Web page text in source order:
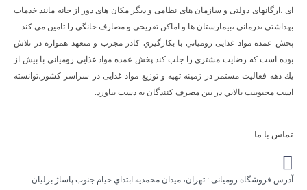
ای ،ارگانهای دولتی و سازمان های نظامی و دیگر مکان های دور از خانه مانند خدمات
بهداشتی ،درمانی ،بیمارستان ها و اماکن تفریحی و مصارف خانگي را تامین مي كند.
پخش عمده مواد غذایی رومياني با بكارگيري كادر مجرب و متعهد همواره در تلاش
بوده است كه رضايت مشتري را جلب كند.پخش عمده مواد غذایی رومياني با بيش از
يك دهه فعاليت مستمر در زمينه تهيه و توزيع مواد غذایی در سراسر كشور،توانسته
است محبوبيت بالايي در بين مصرف كنندگان به دست بياورد.
تماس با ما
آدرس فروشگاه رومیانی : تهران، ميدان محمديه ابتداي خيام جنوب پاساژ برليان